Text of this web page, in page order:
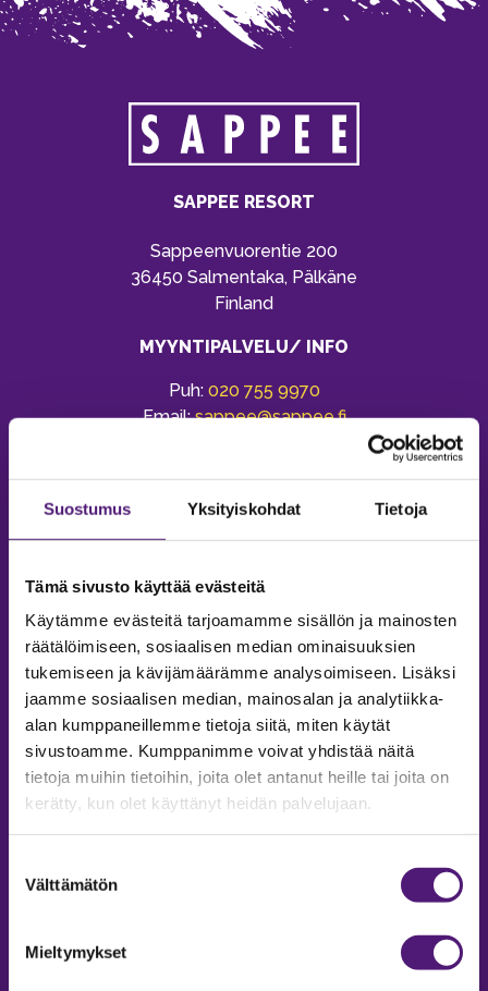
Suostumus Yksityiskohdat Tietoja
Tämä sivusto käyttää evästeitä
Käytämme evästeitä tarjoamamme sisällön ja mainosten
räätälöimiseen, sosiaalisen median ominaisuuksien
tukemiseen ja kävijämäärämme analysoimiseen. Lisäksi
jaamme sosiaalisen median, mainosalan ja analytiikka-
alan kumppaneillemme tietoja siitä, miten käytät
sivustoamme. Kumppanimme voivat yhdistää näitä
tietoja muihin tietoihin, joita olet antanut heille tai joita on
kerätty, kun olet käyttänyt heidän palvelujaan.
valinta
Välttämätön
Mieltymykset
SAPPEE RESORT
Sappeenvuorentie 200
36450 Salmentaka, Pälkäne
Finland
MYYNTIPALVELU/ INFO
Puh: 020 755 9970
Email:sappee@sappee.fi
MAJOITUS
Tiedustelut & Varaukset